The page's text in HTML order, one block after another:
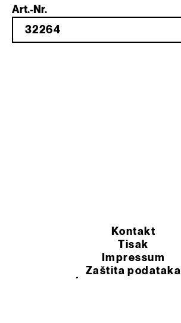
Art.-Nr.
Kontakt
Tisak
Impressum
Zaštita podataka